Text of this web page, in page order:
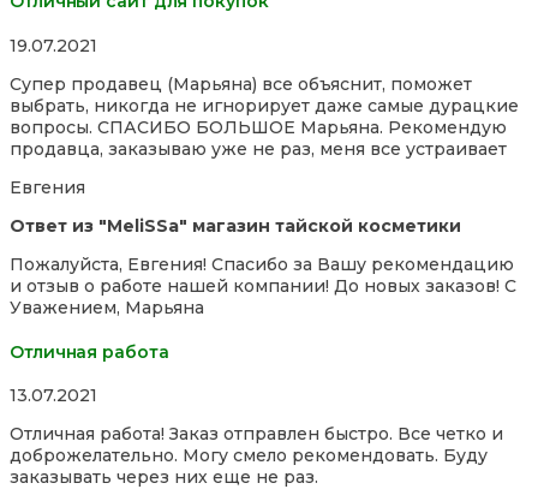
Rated
out
of
5
19.07.2021
Супер продавец (Марьяна) все объяснит, поможет
выбрать, никогда не игнорирует даже самые дурацкие
вопросы. СПАСИБО БОЛЬШОЕ Марьяна. Рекомендую
продавца, заказываю уже не раз, меня все устраивает
Евгения
Ответ из "MeliSSa" магазин тайской косметики
Пожалуйста, Евгения! Спасибо за Вашу рекомендацию
и отзыв о работе нашей компании! До новых заказов! С
Уважением, Марьяна
Отличная работа
Rated
out
of
5
13.07.2021
Отличная работа! Заказ отправлен быстро. Все четко и
доброжелательно. Могу смело рекомендовать. Буду
заказывать через них еще не раз.